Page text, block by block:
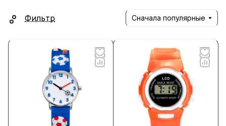
Фильтр Сначала популярные